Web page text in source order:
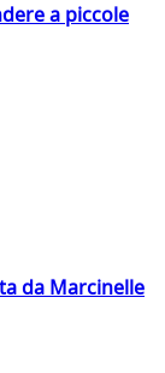
a piccole
da Marcinelle